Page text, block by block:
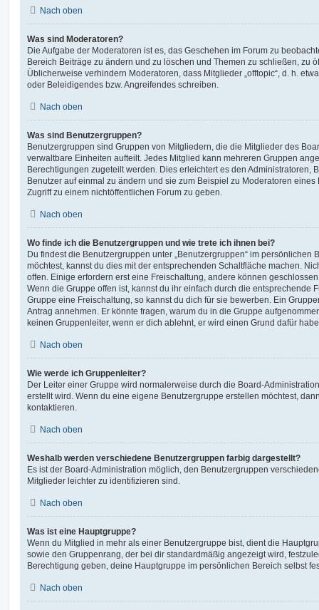
Nach oben
Was sind Moderatoren?
Die Aufgabe der Moderatoren ist es, das Geschehen im Forum zu
Bereich Beiträge zu ändern und zu löschen und Themen zu schließen, zu
Üblicherweise verhindern Moderatoren, dass Mitglieder „offtopic“, d. h.
oder Beleidigendes bzw. Angreifendes schreiben.
Nach oben
Was sind Benutzergruppen?
Benutzergruppen sind Gruppen von Mitgliedern, die die Mitglieder des
verwaltbare Einheiten aufteilt. Jedes Mitglied kann mehreren Gruppen
Berechtigungen zugeteilt werden. Dies erleichtert es den Administratoren,
Benutzer auf einmal zu ändern und sie zum Beispiel zu Moderatoren
Zugriff zu einem nichtöffentlichen Forum zu geben.
Nach oben
Wo finde ich die Benutzergruppen und wie trete ich ihnen bei?
Du findest die Benutzergruppen unter „Benutzergruppen“ im persönlichen
möchtest, kannst du dies mit der entsprechenden Schaltfläche machen.
offen. Einige erfordern erst eine Freischaltung, andere können
Wenn die Gruppe offen ist, kannst du ihr einfach durch die entsprechende
Gruppe eine Freischaltung, so kannst du dich für sie bewerben. Ein
Antrag annehmen. Er könnte fragen, warum du in die Gruppe
keinen Gruppenleiter, wenn er dich ablehnt, er wird einen Grund dafür
Nach oben
Wie werde ich Gruppenleiter?
Der Leiter einer Gruppe wird normalerweise durch die Board-
erstellt wird. Wenn du eine eigene Benutzergruppe erstellen möchtest,
kontaktieren.
Nach oben
Weshalb werden verschiedene Benutzergruppen farbig dargestellt?
Es ist der Board-Administration möglich, den Benutzergruppen
Mitglieder leichter zu identifizieren sind.
Nach oben
Was ist eine Hauptgruppe?
Wenn du Mitglied in mehr als einer Benutzergruppe bist, dient die
sowie den Gruppenrang, der bei dir standardmäßig angezeigt wird,
Berechtigung geben, deine Hauptgruppe im persönlichen Bereich selbst
Nach oben